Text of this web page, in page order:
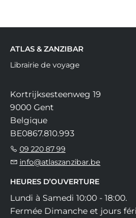
ATLAS & ZANZIBAR
Librairie de voyage
Kortrijksesteenweg 19
9000 Gent
Belgique
BE0867.810.993
09 220 87 99
info@atlaszanzibar.be
HEURES D’OUVERTURE
Lundi à Samedi 10:00 - 18:00.
Fermée Dimanche et jours